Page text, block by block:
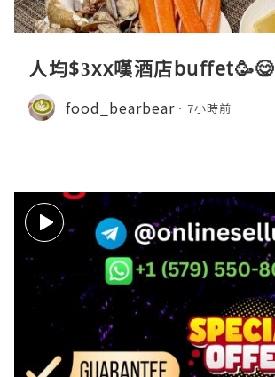
人均$3xx嘆酒店buffet🥳😋
food_bearbear 7小時前